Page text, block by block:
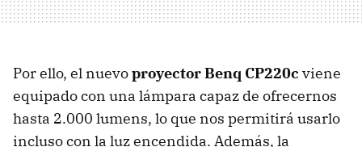
Por ello, el nuevoproyector Benq CP220c viene
equipado con una lámpara capaz de ofrecernos
hasta 2.000 lumens, lo que nos permitirá usarlo
incluso con la luz encendida. Además, la